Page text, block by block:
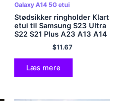
Galaxy A14 5G etui
Stødsikker ringholder Klart
etui til Samsung S23 Ultra
S22 S21 Plus A23 A13 A14
A34 A54 A32 A52 A51 A71
A72 Blødt bagcover
$11.67
Læs mere